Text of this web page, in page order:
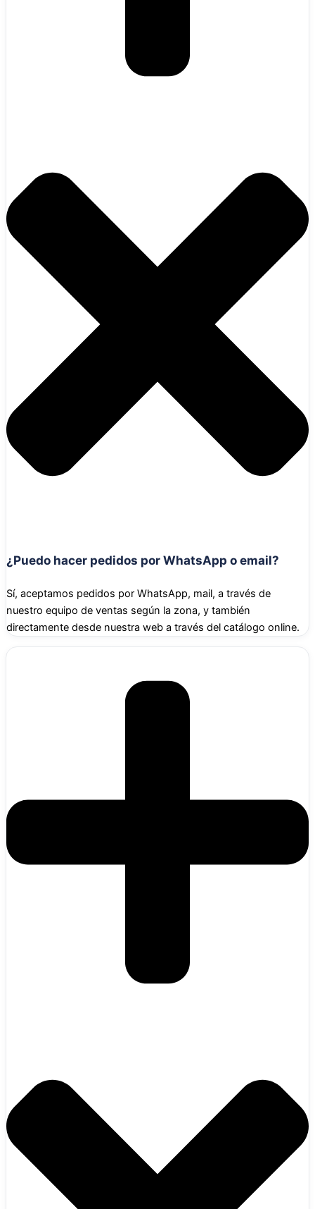
¿Puedo hacer pedidos por WhatsApp o email?
Sí, aceptamos pedidos por WhatsApp, mail, a través de
nuestro equipo de ventas según la zona, y también
directamente desde nuestra web a través del catálogo online.